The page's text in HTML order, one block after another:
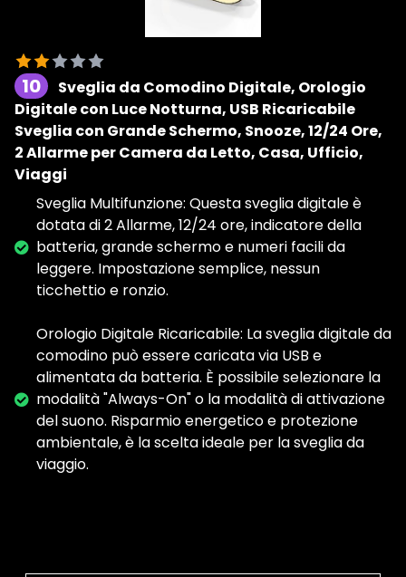
10
Sveglia da Comodino Digitale, Orologio
Digitale con Luce Notturna, USB Ricaricabile
Sveglia con Grande Schermo, Snooze, 12/24 Ore,
2 Allarme per Camera da Letto, Casa, Ufficio,
Viaggi
Sveglia Multifunzione: Questa sveglia digitale è
dotata di 2 Allarme, 12/24 ore, indicatore della
batteria, grande schermo e numeri facili da
leggere. Impostazione semplice, nessun
ticchettio e ronzio.
Orologio Digitale Ricaricabile: La sveglia digitale da
comodino può essere caricata via USB e
alimentata da batteria. È possibile selezionare la
modalità "Always-On" o la modalità di attivazione
del suono. Risparmio energetico e protezione
ambientale, è la scelta ideale per la sveglia da
viaggio.